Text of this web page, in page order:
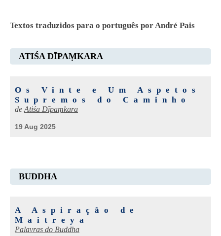
Textos traduzidos para o português por André Pais
ATIŚA DĪPAṂKARA
Os Vinte e Um Aspetos
Supremos do Caminho
deAtiśa Dīpaṃkara
19 Aug 2025
BUDDHA
A Aspiração de
Maitreya
Palavras do Buddha